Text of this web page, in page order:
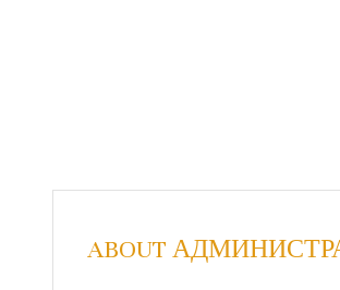
ABOUT